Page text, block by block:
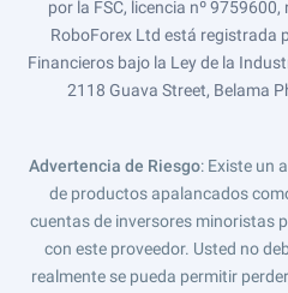
por la FSC, licencia nº
RoboForex Ltd está registrada
Financieros bajo la Ley de la
2118 Guava Street, Belama
Advertencia de Riesgo: Existe un
de productos apalancados
cuentas de inversores minoristas
con este proveedor. Usted no
realmente se pueda permitir